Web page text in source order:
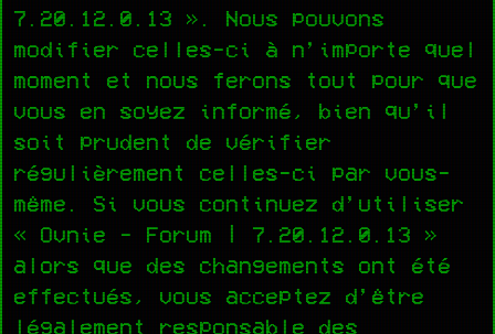
7.20.12.0.13 ». Nous pouvons
modifier celles-ci à n’importe quel
moment et nous ferons tout pour que
vous en soyez informé, bien qu’il
soit prudent de vérifier
régulièrement celles-ci par vous-
même. Si vous continuez d’utiliser
« Ovnie - Forum | 7.20.12.0.13 »
alors que des changements ont été
effectués, vous acceptez d’être
légalement responsable des